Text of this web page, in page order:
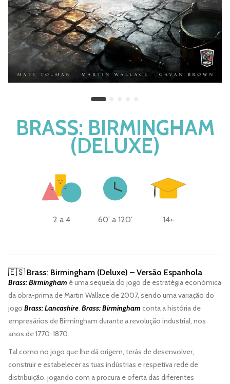
BRASS: BIRMINGHAM
(DELUXE)
2 a 4 60' a 120' 14+
🇪🇸 Brass: Birmingham (Deluxe) – Versão Espanhola
Brass: Birmingham é uma sequela do jogo de estratégia económica
da obra-prima de Martin Wallace de 2007, sendo uma variação do
jogo Brass: Lancashire Brass: Birmingham conta a história de
empresários de Birmingham durante a revolução industrial, nos
anos de 1770-1870.
Tal como no jogo que lhe dá origem, terás de desenvolver,
construir e estabelecer as tuas indústrias e respetiva rede de
distribuição, jogando com a procura e oferta das diferentes